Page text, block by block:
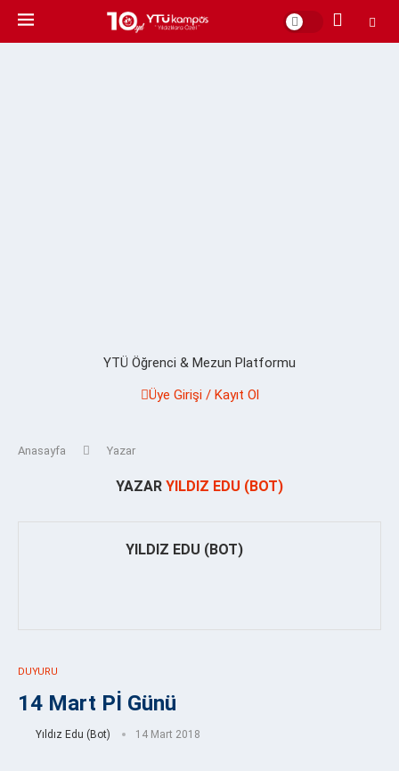
YTÜ Öğrenci & Mezun Platformu
Üye Girişi / Kayıt Ol
Anasayfa Yazar
YAZAR YILDIZ EDU (BOT)
YILDIZ EDU (BOT)
DUYURU
14 Mart Pİ Günü
Yıldız Edu (Bot) 14 Mart 2018